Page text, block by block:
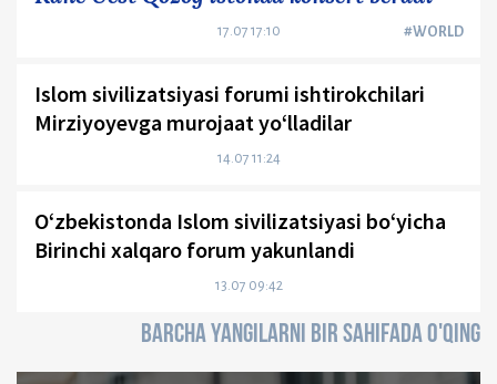
#WORLD
17.07 17:10
Islom sivilizatsiyasi forumi ishtirokchilari
Mirziyoyevga murojaat yo‘lladilar
14.07 11:24
O‘zbekistonda Islom sivilizatsiyasi bo‘yicha
Birinchi xalqaro forum yakunlandi
13.07 09:42
BARCHA YANGILARNI BIR SAHIFADA O'QING